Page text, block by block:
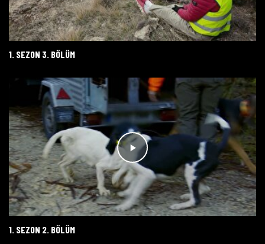
1. SEZON 3. BÖLÜM
1. SEZON 2. BÖLÜM